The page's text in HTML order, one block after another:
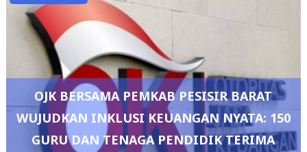
OJK BERSAMA PEMKAB PESISIR BARAT
WUJUDKAN INKLUSI KEUANGAN NYATA: 150
GURU DAN TENAGA PENDIDIK TERIMA